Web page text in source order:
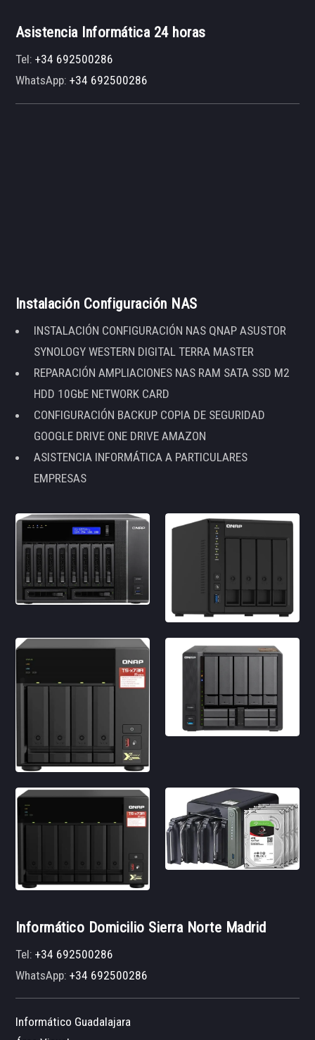
Asistencia Informática 24 horas
Tel:+34 692500286
WhatsApp:+34 692500286
Instalación Configuración NAS
INSTALACIÓN CONFIGURACIÓN NAS QNAP ASUSTOR
SYNOLOGY WESTERN DIGITAL TERRA MASTER
REPARACIÓN AMPLIACIONES NAS RAM SATA SSD M2
HDD 10GbE NETWORK CARD
CONFIGURACIÓN BACKUP COPIA DE SEGURIDAD
GOOGLE DRIVE ONE DRIVE AMAZON
ASISTENCIA INFORMÁTICA A PARTICULARES
EMPRESAS
Informático Domicilio Sierra Norte Madrid
Tel:+34 692500286
WhatsApp:+34 692500286
Informático Guadalajara